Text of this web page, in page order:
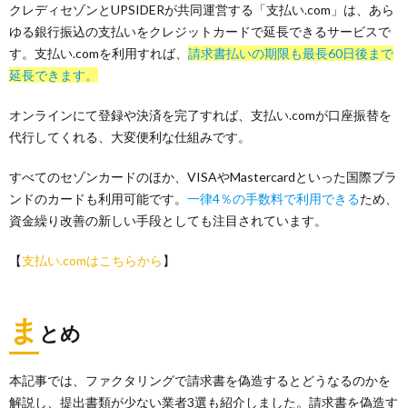
クレディセゾンとUPSIDERが共同運営する「支払い.com」は、あら
ゆる銀行振込の支払いをクレジットカードで延長できるサービスで
す。支払い.comを利用すれば、 請求書払いの期限も最長60日後まで
延長できます。
オンラインにて登録や決済を完了すれば、支払い.comが口座振替を
代行してくれる、大変便利な仕組みです。
すべてのセゾンカードのほか、VISAやMastercardといった国際ブラ
ンドのカードも利用可能です。 一律4％の手数料で利用できるため、
資金繰り改善の新しい手段としても注目されています。
【支払い.comはこちらから 】
ま とめ
本記事では、ファクタリングで請求書を偽造するとどうなるのかを
解説し、提出書類が少ない業者3選も紹介しました。請求書を偽造す